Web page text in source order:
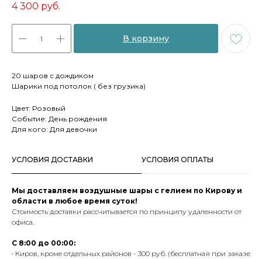
4 300 руб.
В корзину
20 шаров с дождиком
Шарики под потолок ( без грузика)
Цвет: Розовый
Событие: День рождения
Для кого: Для девочки
УСЛОВИЯ ДОСТАВКИ УСЛОВИЯ ОПЛАТЫ
Мы доставляем воздушные шары с гелием по Кирову и
области в любое время суток!
Стоимость доставки рассчитывается по принципу удаленности от
офиса.
С 8:00 до 00:00:
• Киров, кроме отдельных районов - 300 руб. (бесплатная при заказе